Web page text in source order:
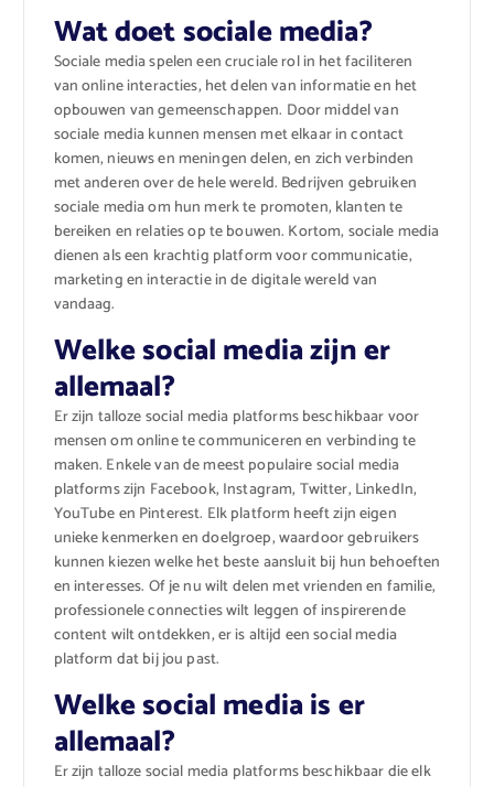
Wat doet sociale media?
Sociale media spelen een cruciale rol in het faciliteren
van online interacties, het delen van informatie en het
opbouwen van gemeenschappen. Door middel van
sociale media kunnen mensen met elkaar in contact
komen, nieuws en meningen delen, en zich verbinden
met anderen over de hele wereld. Bedrijven gebruiken
sociale media om hun merk te promoten, klanten te
bereiken en relaties op te bouwen. Kortom, sociale media
dienen als een krachtig platform voor communicatie,
marketing en interactie in de digitale wereld van
vandaag.
Welke social media zijn er
allemaal?
Er zijn talloze social media platforms beschikbaar voor
mensen om online te communiceren en verbinding te
maken. Enkele van de meest populaire social media
platforms zijn Facebook, Instagram, Twitter, LinkedIn,
YouTube en Pinterest. Elk platform heeft zijn eigen
unieke kenmerken en doelgroep, waardoor gebruikers
kunnen kiezen welke het beste aansluit bij hun behoeften
en interesses. Of je nu wilt delen met vrienden en familie,
professionele connecties wilt leggen of inspirerende
content wilt ontdekken, er is altijd een social media
platform dat bij jou past.
Welke social media is er
allemaal?
Er zijn talloze social media platforms beschikbaar die elk